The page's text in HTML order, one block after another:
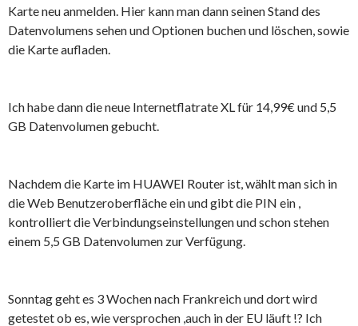
Karte neu anmelden. Hier kann man dann seinen Stand des
Datenvolumens sehen und Optionen buchen und löschen, sowie
die Karte aufladen.
Ich habe dann die neue Internetflatrate XL für 14,99€ und 5,5
GB Datenvolumen gebucht.
Nachdem die Karte im HUAWEI Router ist, wählt man sich in
die Web Benutzeroberfläche ein und gibt die PIN ein ,
kontrolliert die Verbindungseinstellungen und schon stehen
einem 5,5 GB Datenvolumen zur Verfügung.
Sonntag geht es 3 Wochen nach Frankreich und dort wird
getestet ob es, wie versprochen ,auch in der EU läuft !? Ich